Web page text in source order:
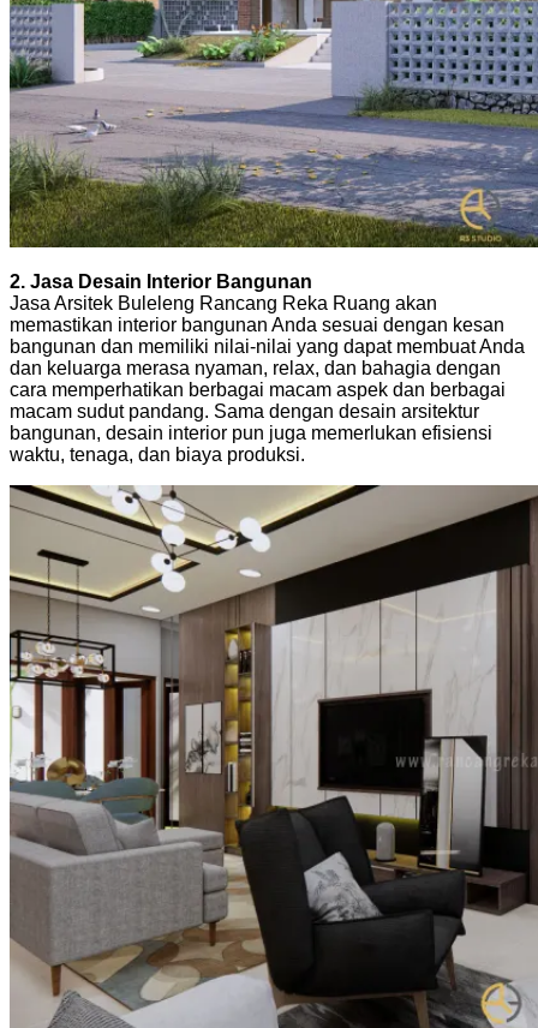
2. Jasa Desain Interior Bangunan
Jasa Arsitek Buleleng Rancang Reka Ruang akan
memastikan interior bangunan Anda sesuai dengan kesan
bangunan dan memiliki nilai-nilai yang dapat membuat Anda
dan keluarga merasa nyaman, relax, dan bahagia dengan
cara memperhatikan berbagai macam aspek dan berbagai
macam sudut pandang. Sama dengan desain arsitektur
bangunan, desain interior pun juga memerlukan efisiensi
waktu, tenaga, dan biaya produksi.